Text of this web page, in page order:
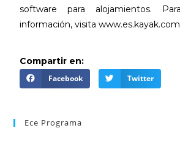
software para alojamientos.
información, visita
Compartir en:
Facebook Twitter
Ece Programa